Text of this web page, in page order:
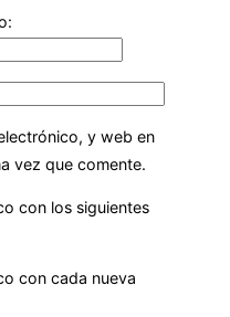
y web en
vez que comente.
con los siguientes
con cada nueva